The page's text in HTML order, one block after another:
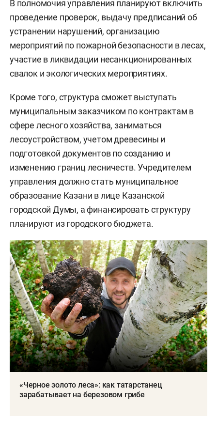
В полномочия управления планируют включить
проведение проверок, выдачу предписаний об
устранении нарушений, организацию
мероприятий по пожарной безопасности в лесах,
участие в ликвидации несанкционированных
свалок и экологических мероприятиях.
Кроме того, структура сможет выступать
муниципальным заказчиком по контрактам в
сфере лесного хозяйства, заниматься
лесоустройством, учетом древесины и
подготовкой документов по созданию и
изменению границ лесничеств. Учредителем
управления должно стать муниципальное
образование Казани в лице Казанской
городской Думы, а финансировать структуру
планируют из городского бюджета.
«Черное золото леса»: как татарстанец
зарабатывает на березовом грибе